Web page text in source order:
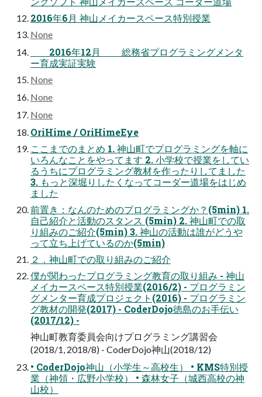
2016年6月 神山メイカースペース特別授業
None
2016年12月 総務省プログラミングメンタ
ー育成実証実験
None
None
None
OriHime / OriHimeEye
ここまでのまとめ 1. 神山町でプログラミングを軸に
いろんなことをやってます 2. 小学校で授業をしてい
るうちにプログラミング教材を作ったりしてました
3. もっと深堀りしたくなってコーダー道場をはじめ
ました
前置き：なんのためのプログラミングか？(5min) 1.
自己紹介と活動のスタンス (5min) 2. 神山町での取
り組みのご紹介(5min) 3. 神山の活動は誰がどうや
って立ち上げているのか(5min)
２．神山町での取り組みのご紹介
僕が関わったプログラミング教育の取り組み - 神山
メイカースペース特別授業(2016/2) - プログラミン
グメンター育成プロジェクト(2016) - プログラミン
グ教材の開発(2017) - CoderDojo徳島のお手伝い
(2017/12) -
神山町教育委員会向けプログラミング講習会
(2018/1, 2018/8) - CoderDojo神山(2018/12)
• CoderDojo神山（小学生～高校生） • KMS特別授
業（神領・広野小学校） • 森林女子（城西高校の神
山校）